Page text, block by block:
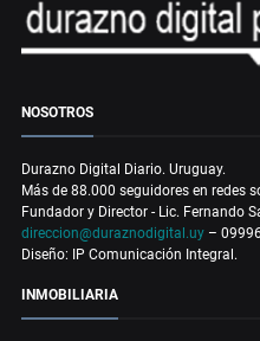
NOSOTROS
Durazno Digital Diario. Uruguay.
Más de 88.000 seguidores en redes
Fundador y Director - Lic. Fernando
direccion@duraznodigital.uy –
Diseño: IP Comunicación Integral.
INMOBILIARIA